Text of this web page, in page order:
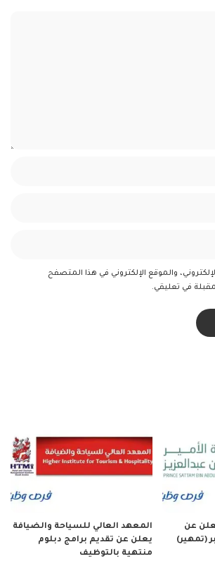
والموقع الإلكتروني في هذا المتصفح
في تعليقي.
عن
(تمهير)
المعهد العالي للسياحة والضيافة
يعلن عن تقديم برامج دبلوم
منتهية بالتوظيف